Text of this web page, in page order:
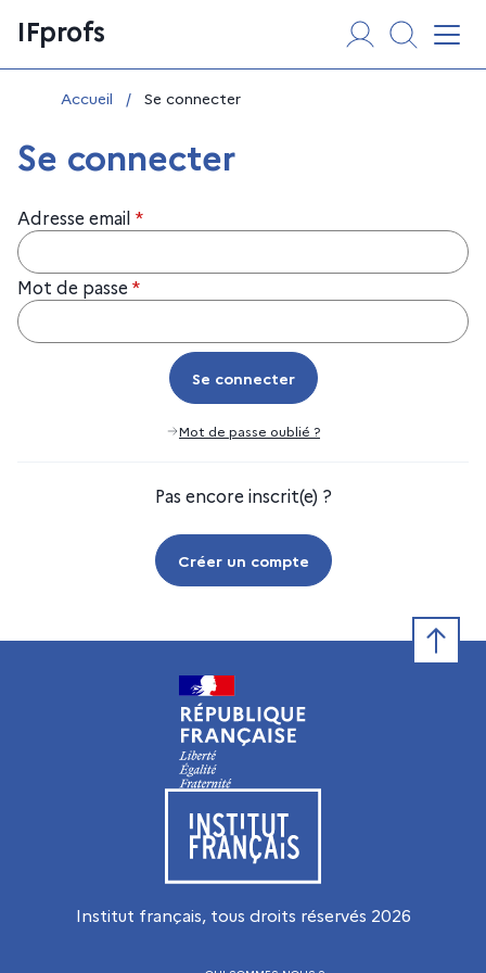
au
contenu
IFprofs
Vous êtes ici :
Accueil / Se connecter
Se connecter
Adresse email *
Mot de passe *
Se connecter
Se connecter
Mot de passe oublié ?
Pas encore inscrit(e) ?
Créer un compte
Visiter le site de l’Institut français
Institut français, tous droits réservés 2026